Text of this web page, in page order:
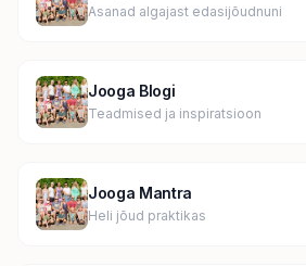
Asanad algajast edasijõudnuni
Jooga Blogi
Teadmised ja inspiratsioon
Jooga Mantra
Heli jõud praktikas